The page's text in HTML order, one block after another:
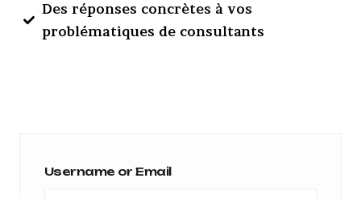
Des réponses concrètes à vos
problématiques de consultants
Username or Email